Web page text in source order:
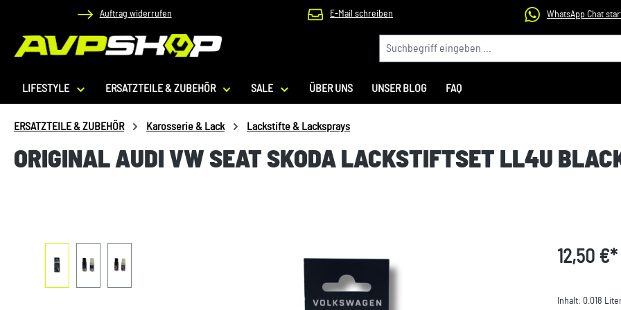
Hauptinhalt springen
Zur Suche springen
Zur Hauptnavigation springen
Auftrag widerrufen E-Mail schreiben WhatsApp Chat
LIFESTYLE ERSATZTEILE & ZUBEHÖR SALE ÜBER UNS UNSER BLOG FAQ
ERSATZTEILE & ZUBEHÖR Karosserie & Lack Lackstifte & Lacksprays
ORIGINAL AUDI VW SEAT SKODA LACKSTIFTSET LL4U
12,50 €*
Inhalt: 0.018